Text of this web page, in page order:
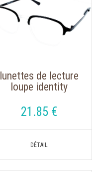
lunettes de lecture
loupe identity
translucide
21 .85 €